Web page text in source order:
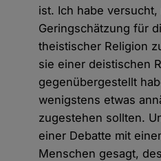
ist. Ich habe versucht,
Geringschätzung für
theistischer Religion
sie einer deistischen
gegenübergestellt
wenigstens etwas
zugestehen sollten.
einer Debatte mit
Menschen gesagt,